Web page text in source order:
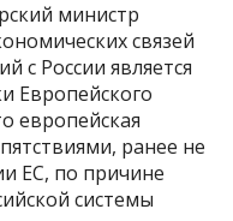
министр
связей
с России является
Европейского
европейская
ранее не
ЕС, по причине
системы